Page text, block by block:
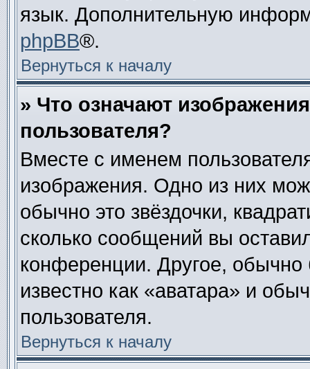
язык. Дополнительную
phpBB®.
Вернуться к началу
» Что означают
пользователя?
Вместе с именем
изображения. Одно из них
обычно это звёздочки,
сколько сообщений вы
конференции. Другое,
известно как «аватара» и
пользователя.
Вернуться к началу